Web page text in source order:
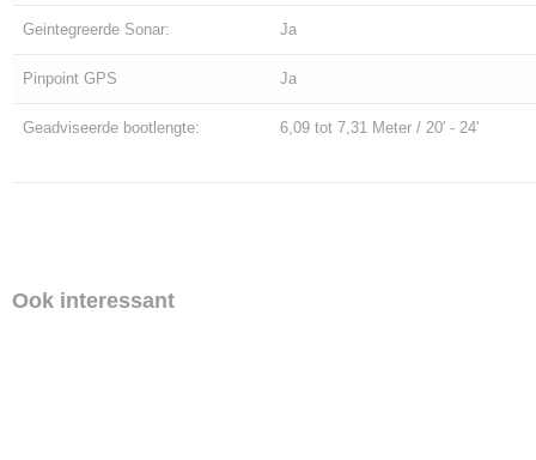
Geintegreerde Sonar: Ja
Pinpoint GPS Ja
Geadviseerde bootlengte: 6,09 tot 7,31 Meter / 20' - 24'
Ook interessant